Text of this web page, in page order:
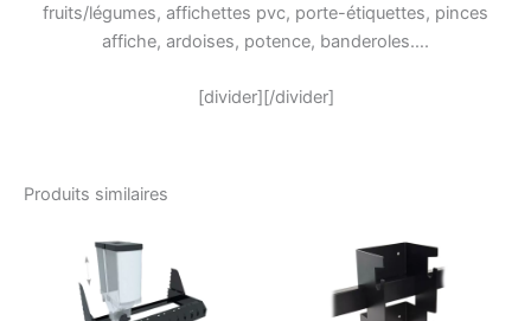
fruits/légumes, affichettes pvc, porte-étiquettes, pinces
affiche, ardoises, potence, banderoles….
[divider][/divider]
Produits similaires